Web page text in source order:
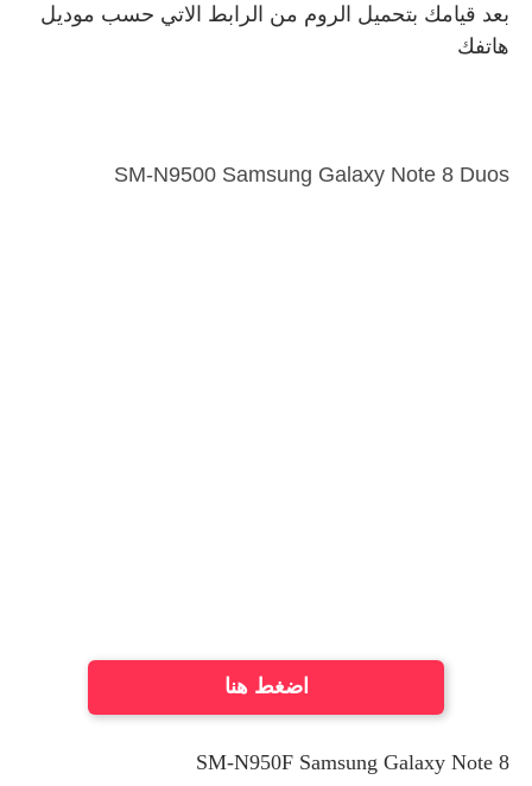
بعد قيامك بتحميل الروم من الرابط الاتي حسب موديل
هاتفك
SM-N9500 Samsung Galaxy Note 8 Duos
اضغط هنا
SM-N950F Samsung Galaxy Note 8